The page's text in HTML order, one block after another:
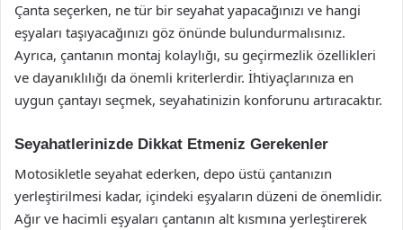
Çanta seçerken, ne tür bir seyahat yapacağınızı ve hangi
eşyaları taşıyacağınızı göz önünde bulundurmalısınız.
Ayrıca, çantanın montaj kolaylığı, su geçirmezlik özellikleri
ve dayanıklılığı da önemli kriterlerdir. İhtiyaçlarınıza en
uygun çantayı seçmek, seyahatinizin konforunu artıracaktır.
Seyahatlerinizde Dikkat Etmeniz Gerekenler
Motosikletle seyahat ederken, depo üstü çantanızın
yerleştirilmesi kadar, içindeki eşyaların düzeni de önemlidir.
Ağır ve hacimli eşyaları çantanın alt kısmına yerleştirerek